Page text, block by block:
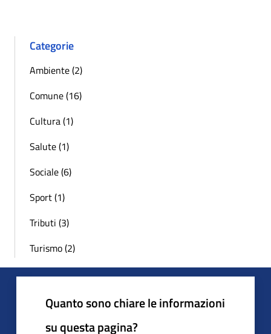
Categorie
Ambiente (2)
Comune (16)
Cultura (1)
Salute (1)
Sociale (6)
Sport (1)
Tributi (3)
Turismo (2)
Quanto sono chiare le informazioni
su questa pagina?